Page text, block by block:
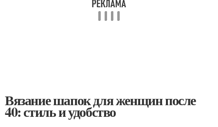
Вязание шапок для женщин после
40: стиль и удобство